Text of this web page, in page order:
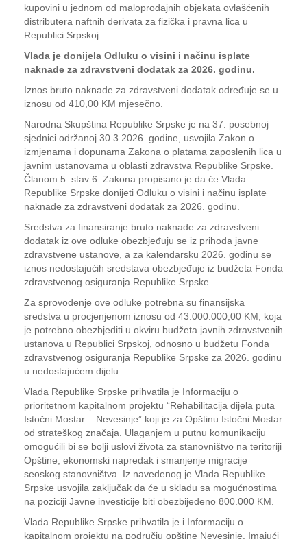
kupovini u jednom od maloprodajnih objekata ovlašćenih
distributera naftnih derivata za fizička i pravna lica u
Republici Srpskoj.
Vlada je donijela Odluku o visini i načinu isplate
naknade za zdravstveni dodatak za 2026. godinu.
Iznos bruto naknade za zdravstveni dodatak određuje se u
iznosu od 410,00 KM mjesečno.
Narodna Skupština Republike Srpske je na 37. posebnoj
sjednici održanoj 30.3.2026. godine, usvojila Zakon o
izmjenama i dopunama Zakona o platama zaposlenih lica u
javnim ustanovama u oblasti zdravstva Republike Srpske.
Članom 5. stav 6. Zakona propisano je da će Vlada
Republike Srpske donijeti Odluku o visini i načinu isplate
naknade za zdravstveni dodatak za 2026. godinu.
Sredstva za finansiranje bruto naknade za zdravstveni
dodatak iz ove odluke obezbjeđuju se iz prihoda javne
zdravstvene ustanove, a za kalendarsku 2026. godinu se
iznos nedostajućih sredstava obezbjeđuje iz budžeta Fonda
zdravstvenog osiguranja Republike Srpske.
Za sprovođenje ove odluke potrebna su finansijska
sredstva u procjenjenom iznosu od 43.000.000,00 KM, koja
je potrebno obezbjediti u okviru budžeta javnih zdravstvenih
ustanova u Republici Srpskoj, odnosno u budžetu Fonda
zdravstvenog osiguranja Republike Srpske za 2026. godinu
u nedostajućem dijelu.
Vlada Republike Srpske prihvatila je Informaciju o
prioritetnom kapitalnom projektu “Rehabilitacija dijela puta
Istočni Mostar – Nevesinje” koji je za Opštinu Istočni Mostar
od strateškog značaja. Ulaganjem u putnu komunikaciju
omogućili bi se bolji uslovi života za stanovništvo na teritoriji
Opštine, ekonomski napredak i smanjenje migracije
seoskog stanovništva. Iz navedenog je Vlada Republike
Srpske usvojila zaključak da će u skladu sa mogućnostima
na poziciji Javne investicije biti obezbijeđeno 800.000 KM.
Vlada Republike Srpske prihvatila je i Informaciju o
kapitalnom projektu na području opštine Nevesinje. Imajući